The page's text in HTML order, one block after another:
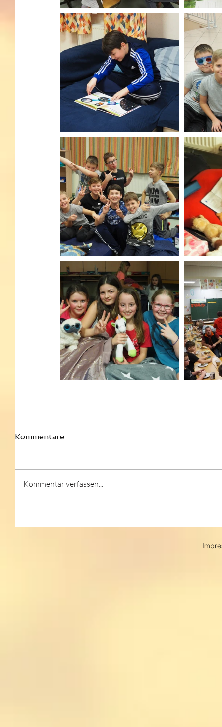
Kommentare
Kommentar verfassen...